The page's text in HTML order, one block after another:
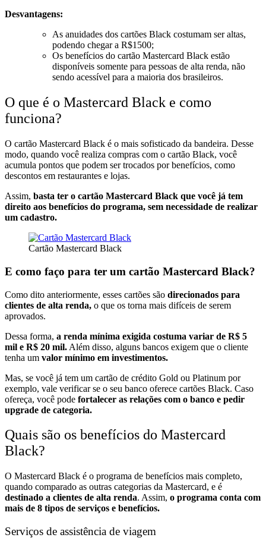
Desvantagens:
As anuidades dos cartões Black costumam ser altas,
podendo chegar a R$1500;
Os benefícios do cartão Mastercard Black estão
disponíveis somente para pessoas de alta renda, não
sendo acessível para a maioria dos brasileiros.
O que é o Mastercard Black e como
funciona?
O cartão Mastercard Black é o mais sofisticado da bandeira. Desse
modo, quando você realiza compras com o cartão Black, você
acumula pontos que podem ser trocados por benefícios, como
descontos em restaurantes e lojas.
Assim, basta ter o cartão Mastercard Black que você já tem
direito aos benefícios do programa, sem necessidade de realizar
um cadastro.
Cartão Mastercard Black
E como faço para ter um cartão Mastercard Black?
Como dito anteriormente, esses cartões são direcionados para
clientes de alta renda, o que os torna mais difíceis de serem
aprovados.
Dessa forma, a renda mínima exigida costuma variar de R$ 5
mil e R$ 20 mil. Além disso, alguns bancos exigem que o cliente
tenha um valor mínimo em investimentos.
Mas, se você já tem um cartão de crédito Gold ou Platinum por
exemplo, vale verificar se o seu banco oferece cartões Black. Caso
ofereça, você pode fortalecer as relações com o banco e pedir
upgrade de categoria.
Quais são os benefícios do Mastercard
Black?
O Mastercard Black é o programa de benefícios mais completo,
quando comparado as outras categorias da Mastercard, e é
destinado a clientes de alta renda. Assim, o programa conta com
mais de 8 tipos de serviços e benefícios.
Serviços de assistência de viagem